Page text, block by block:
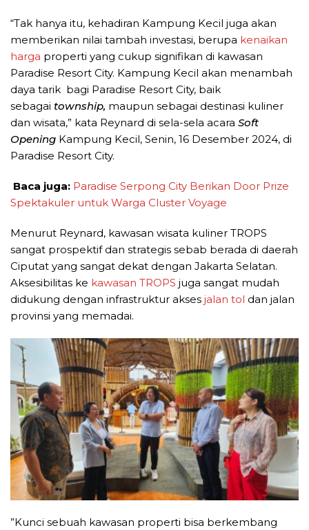
“Tak hanya itu, kehadiran Kampung Kecil juga akan
memberikan nilai tambah investasi, berupa kenaikan
harga properti yang cukup signifikan di kawasan
Paradise Resort City. Kampung Kecil akan menambah
daya tarik bagi Paradise Resort City, baik
sebagai township, maupun sebagai destinasi kuliner
dan wisata,” kata Reynard di sela-sela acara Soft
Opening Kampung Kecil, Senin, 16 Desember 2024, di
Paradise Resort City.
Baca juga: Paradise Serpong City Berikan Door Prize
Spektakuler untuk Warga Cluster Voyage
Menurut Reynard, kawasan wisata kuliner TROPS
sangat prospektif dan strategis sebab berada di daerah
Ciputat yang sangat dekat dengan Jakarta Selatan.
Aksesibilitas ke kawasan TROPS juga sangat mudah
didukung dengan infrastruktur akses jalan tol dan jalan
provinsi yang memadai.
”Kunci sebuah kawasan properti bisa berkembang